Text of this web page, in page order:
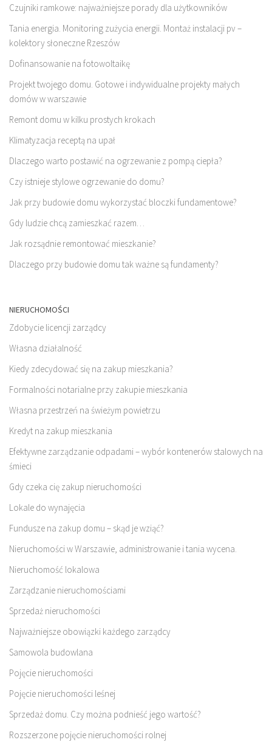
Czujniki ramkowe: najważniejsze porady dla użytkowników
Tania energia. Monitoring zużycia energii. Montaż instalacji pv –
kolektory słoneczne Rzeszów
Dofinansowanie na fotowoltaikę
Projekt twojego domu. Gotowe i indywidualne projekty małych
domów w warszawie
Remont domu w kilku prostych krokach
Klimatyzacja receptą na upał
Dlaczego warto postawić na ogrzewanie z pompą ciepła?
Czy istnieje stylowe ogrzewanie do domu?
Jak przy budowie domu wykorzystać bloczki fundamentowe?
Gdy ludzie chcą zamieszkać razem…
Jak rozsądnie remontować mieszkanie?
Dlaczego przy budowie domu tak ważne są fundamenty?
NIERUCHOMOŚCI
Zdobycie licencji zarządcy
Własna działalność
Kiedy zdecydować się na zakup mieszkania?
Formalności notarialne przy zakupie mieszkania
Własna przestrzeń na świeżym powietrzu
Kredyt na zakup mieszkania
Efektywne zarządzanie odpadami – wybór kontenerów stalowych na
śmieci
Gdy czeka cię zakup nieruchomości
Lokale do wynajęcia
Fundusze na zakup domu – skąd je wziąć?
Nieruchomości w Warszawie, administrowanie i tania wycena.
Nieruchomość lokalowa
Zarządzanie nieruchomościami
Sprzedaż nieruchomości
Najważniejsze obowiązki każdego zarządcy
Samowola budowlana
Pojęcie nieruchomości
Pojęcie nieruchomości leśnej
Sprzedaż domu. Czy można podnieść jego wartość?
Rozszerzone pojęcie nieruchomości rolnej